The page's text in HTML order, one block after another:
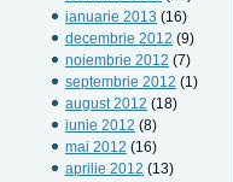
ianuarie 2013 (16)
decembrie 2012 (9)
noiembrie 2012 (7)
septembrie 2012 (1)
august 2012 (18)
iunie 2012 (8)
mai 2012 (16)
aprilie 2012 (13)